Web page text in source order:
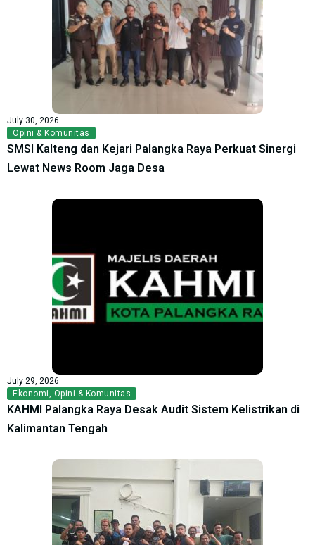
July 30, 2026
Opini & Komunitas
SMSI Kalteng dan Kejari Palangka Raya Perkuat Sinergi
Lewat News Room Jaga Desa
July 29, 2026
Ekonomi, Opini & Komunitas
KAHMI Palangka Raya Desak Audit Sistem Kelistrikan di
Kalimantan Tengah